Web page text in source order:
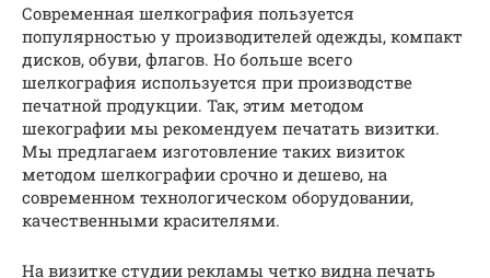
Современная шелкография пользуется
популярностью у производителей одежды, компакт
дисков, обуви, флагов. Но больше всего
шелкография используется при производстве
печатной продукции. Так, этим методом
шекографии мы рекомендуем печатать визитки.
Мы предлагаем изготовление таких визиток
методом шелкографии срочно и дешево, на
современном технологическом оборудовании,
качественными красителями.
На визитке студии рекламы четко видна печать